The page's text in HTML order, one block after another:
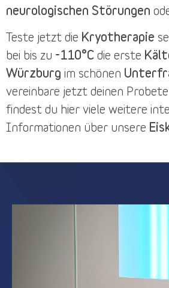
neurologischen Störungen
Teste jetzt die Kryotherapie
bei bis zu -110°C die erste
Würzburg im schönen
vereinbare jetzt deinen
findest du hier viele weitere
Informationen über unsere